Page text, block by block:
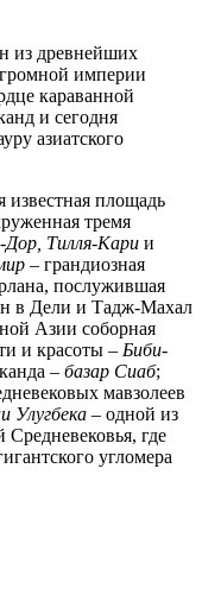
из древнейших
империи
караванной
и сегодня
азиатского
известная площадь
тремя
Тилля-Кари и
– грандиозная
послужившая
в Дели и Тадж-Махал
Азии соборная
и красоты – Биби-
– базар Сиаб;
мавзолеев
Улугбека – одной из
Средневековья, где
угломера